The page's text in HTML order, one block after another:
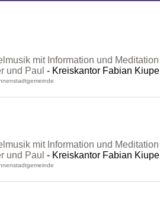
mit Information und Meditation
und Paul
Kreiskantor Fabian Kiupel
mit Information und Meditation
und Paul
Kreiskantor Fabian Kiupel